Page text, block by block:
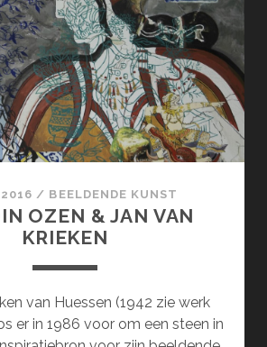
2017
/ BEELDENDE KUNST
OZEN & JAN VAN
KRIEKEN
van Huessen (1942 zie werk
er in 1986 voor om een steen in